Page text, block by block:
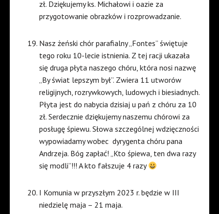
zł. Dziękujemy ks. Michałowi i oazie za
przygotowanie obrazków i rozprowadzanie.
Nasz żeński chór parafialny „Fontes” świętuje
tego roku 10-lecie istnienia. Z tej racji ukazała
się druga płyta naszego chóru, która nosi nazwę
„By świat lepszym był”. Zwiera 11 utworów
religijnych, rozrywkowych, ludowych i biesiadnych.
Płyta jest do nabycia dzisiaj u pań z chóru za 10
zł. Serdecznie dziękujemy naszemu chórowi za
posługę śpiewu. Słowa szczególnej wdzięczności
wypowiadamy wobec dyrygenta chóru pana
Andrzeja. Bóg zapłać! „Kto śpiewa, ten dwa razy
się modli”!!! A kto fałszuje 4 razy
I Komunia w przyszłym 2023 r. będzie w III
niedzielę maja – 21 maja.